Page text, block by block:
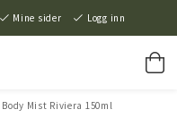
Mine sider Logg inn
Body Mist Riviera 150ml